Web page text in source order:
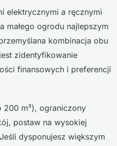
elektrycznymi a ręcznymi
małego ogrodu najlepszym
kombinacja obu
zidentyfikowanie
finansowych i preferencji
200 m²), ograniczony
postaw na wysokiej
dysponujesz większym